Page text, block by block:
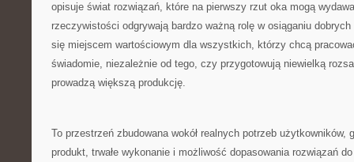
opisuje świat rozwiązań, które na pierwszy rzut oka mogą
rzeczywistości odgrywają bardzo ważną rolę w osiąganiu
się miejscem wartościowym dla wszystkich, którzy chcą
świadomie, niezależnie od tego, czy przygotowują niewielką
prowadzą większą produkcję.
To przestrzeń zbudowana wokół realnych potrzeb
produkt, trwałe wykonanie i możliwość dopasowania rozwiązań